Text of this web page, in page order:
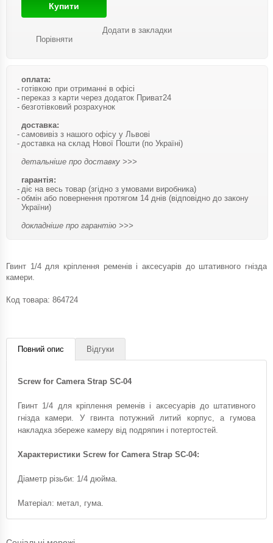
Купити
Порівняти
Додати в закладки
оплата:
готівкою при отриманні в офісі
переказ з карти через додаток Приват24
безготівковий розрахунок
доставка:
самовивіз з нашого офісу у Львові
доставка на склад Нової Пошти (по Україні)
детальніше про доставку >>>
гарантія:
діє на весь товар (згідно з умовами виробника)
обмін або повернення протягом 14 днів (відповідно до закону
України)
докладніше про гарантію >>>
Гвинт 1/4 для кріплення ременів і аксесуарів до штативного гнізда
камери.
Код товара: 864724
Повний опис Відгуки
Screw for Camera Strap SC-04
Гвинт 1/4 для кріплення ременів і аксесуарів до штативного
гнізда камери. У гвинта потужний литий корпус, а гумова
накладка збереже камеру від подряпин і потертостей.
Характеристики Screw for Camera Strap SC-04:
Діаметр різьби: 1/4 дюйма.
Матеріал: метал, гума.